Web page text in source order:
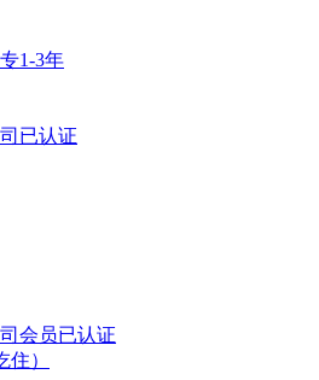
1-3年
已认证
会员已认证
）